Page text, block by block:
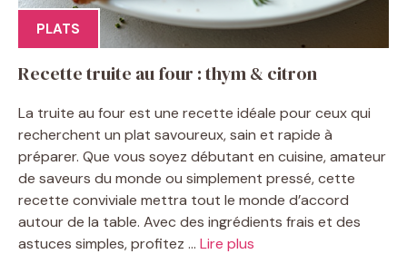
PLATS
Recette truite au four : thym & citron
La truite au four est une recette idéale pour ceux qui
recherchent un plat savoureux, sain et rapide à
préparer. Que vous soyez débutant en cuisine, amateur
de saveurs du monde ou simplement pressé, cette
recette conviviale mettra tout le monde d’accord
autour de la table. Avec des ingrédients frais et des
astuces simples, profitez ... Lire plus